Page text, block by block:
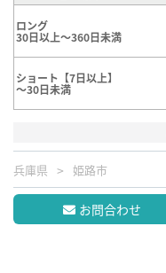
ロング
30日以上～360日未満
ショート【7日以上】
～30日未満
兵庫県 姫路市
お問合わせ